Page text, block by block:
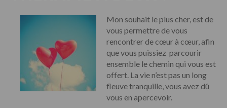
Mon souhait le plus cher, est de
vous permettre de vous
rencontrer de cœur à cœur, afin
que vous puissiez parcourir
ensemble le chemin qui vous est
offert. La vie n’est pas un long
fleuve tranquille, vous avez dû
vous en apercevoir.